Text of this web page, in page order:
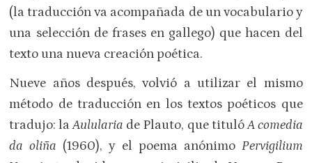
(la traducción va acompañada de un vocabulario y
una selección de frases en gallego) que hacen del
texto una nueva creación poética.
Nueve años después, volvió a utilizar el mismo
método de traducción en los textos poéticos que
tradujo: laAulularia de Plauto, que titulóA comedia
da oliña (1960), y el poema anónimo Pervigilium